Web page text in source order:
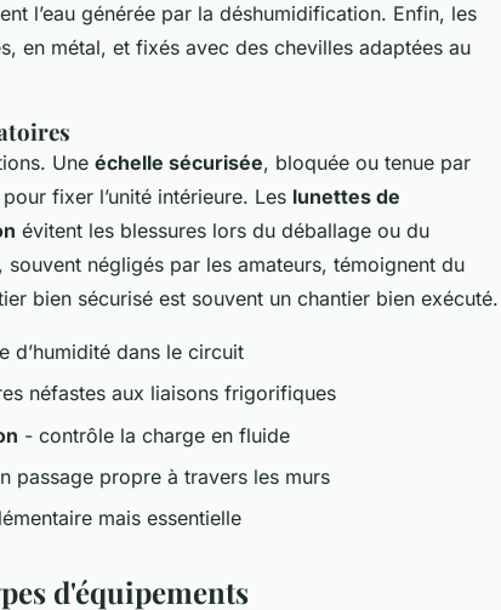
l’eau générée par la déshumidification. Enfin, les
en métal, et fixés avec des chevilles adaptées au
Une échelle sécurisée, bloquée ou tenue par
fixer l’unité intérieure. Les lunettes de
évitent les blessures lors du déballage ou du
négligés par les amateurs, témoignent du
bien sécurisé est souvent un chantier bien exécuté.
d’humidité dans le circuit
néfastes aux liaisons frigorifiques
- contrôle la charge en fluide
passage propre à travers les murs
mais essentielle
d'équipements